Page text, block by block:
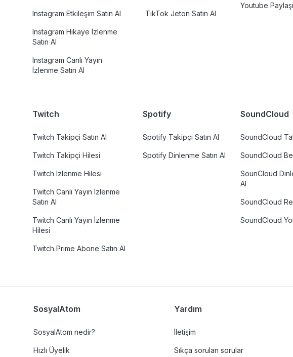
Instagram Etkileşim Satın Al
Instagram Hikaye İzlenme
Satın Al
Instagram Canlı Yayın
İzlenme Satın Al
TikTok Jeton Satın Al
Youtube
Twitch
Twitch Takipçi Satın Al
Twitch Takipçi Hilesi
Twitch İzlenme Hilesi
Twitch Canlı Yayın İzlenme
Satın Al
Twitch Canlı Yayın İzlenme
Hilesi
Twitch Prime Abone Satın Al
Spotify
Spotify Takipçi Satın Al
Spotify Dinlenme Satın Al
SoundCloud
SoundCloud
SoundCloud
SounCloud
Al
SoundCloud
SoundCloud
SosyalAtom
SosyalAtom nedir?
Hızlı Üyelik
Yardım
İletişim
Sıkça sorulan sorular